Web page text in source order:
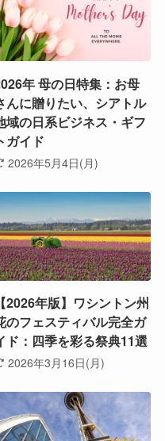
年 母の日特集：お母
んに贈りたい、シアトル
域の日系ビジネス・ギフ
ガイド
2026年5月4日(月)
【2026年版】ワシントン州
のフェスティバル完全ガ
ド：四季を彩る祭典11選
2026年3月16日(月)